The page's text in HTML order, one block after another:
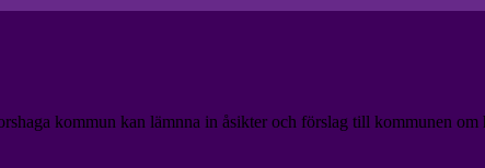
kommun kan lämnna in åsikter och förslag till kommunen